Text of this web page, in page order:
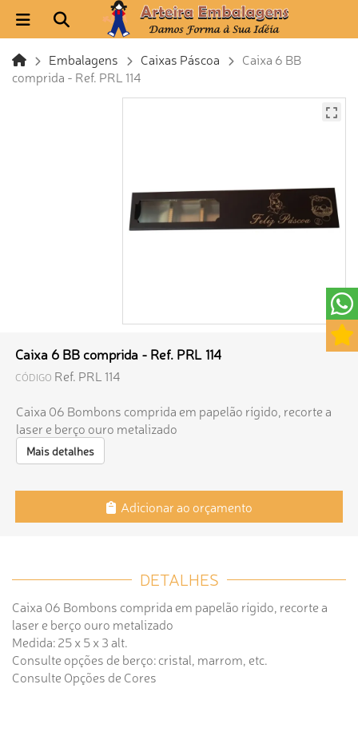
Embalagens Caixas Páscoa
Caixa 6 BB
comprida - Ref. PRL 114
Caixa 6 BB comprida - Ref. PRL 114
CÓDIGO Ref. PRL 114
Caixa 06 Bombons comprida em papelão rígido, recorte a
laser e berço ouro metalizado
Mais detalhes
Adicionar ao orçamento
DETALHES
Caixa 06 Bombons comprida em papelão rígido, recorte a
laser e berço ouro metalizado
Medida: 25 x 5 x 3 alt.
Consulte opções de berço: cristal, marrom, etc.
Consulte Opções de Cores